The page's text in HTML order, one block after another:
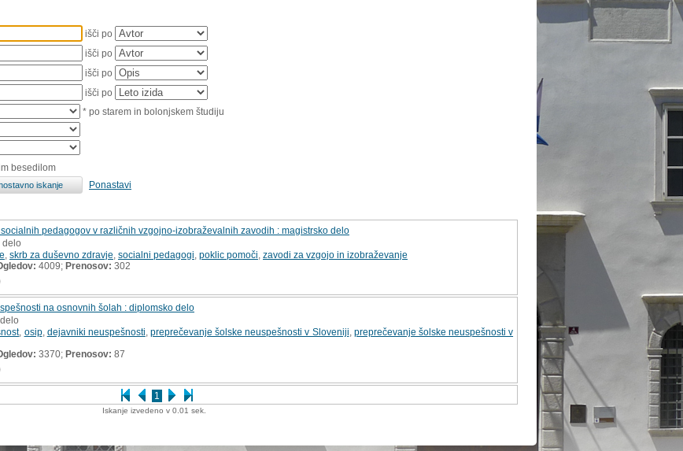
išči po
išči po
išči po
išči po
* po starem in bolonjskem študiju
besedilom
Ponastavi
1
pedagogov v različnih vzgojno-izobraževalnih zavodih : magistrsko delo
delo
skrb za duševno zdravje socialni pedagogi poklic pomoči zavodi za vzgojo in izobraževanje
4009; Prenosov: 302
na osnovnih šolah : diplomsko delo
, osip, dejavniki neuspešnosti preprečevanje šolske neuspešnosti v Sloveniji preprečevanje šolske neuspešnosti v
3370; Prenosov: 87
Iskanje izvedeno v 0.01 sek.